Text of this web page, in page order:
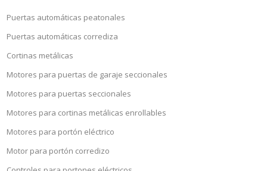
Puertas automáticas peatonales
Puertas automáticas corrediza
Cortinas metálicas
Motores para puertas de garaje seccionales
Motores para puertas seccionales
Motores para cortinas metálicas enrollables
Motores para portón eléctrico
Motor para portón corredizo